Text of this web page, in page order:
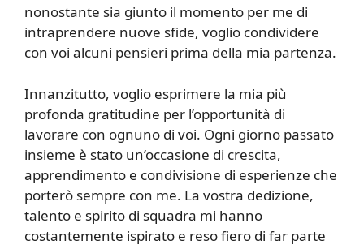
nonostante sia giunto il momento per me di
intraprendere nuove sfide, voglio condividere
con voi alcuni pensieri prima della mia partenza.
Innanzitutto, voglio esprimere la mia più
profonda gratitudine per l’opportunità di
lavorare con ognuno di voi. Ogni giorno passato
insieme è stato un’occasione di crescita,
apprendimento e condivisione di esperienze che
porterò sempre con me. La vostra dedizione,
talento e spirito di squadra mi hanno
costantemente ispirato e reso fiero di far parte